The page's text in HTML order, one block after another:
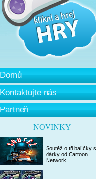
Domů
Kontaktujte nás
Partneři
NOVINKY
Soutěž o tři balíčky s
dárky od Cartoon
Network